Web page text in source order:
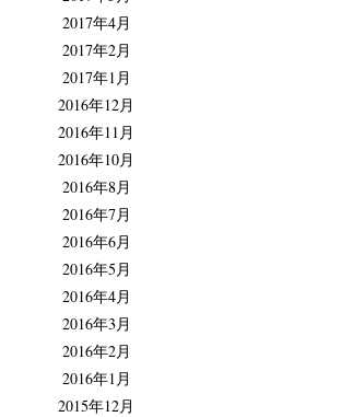
2017年4月
2017年2月
2017年1月
2016年12月
2016年11月
2016年10月
2016年8月
2016年7月
2016年6月
2016年5月
2016年4月
2016年3月
2016年2月
2016年1月
2015年12月